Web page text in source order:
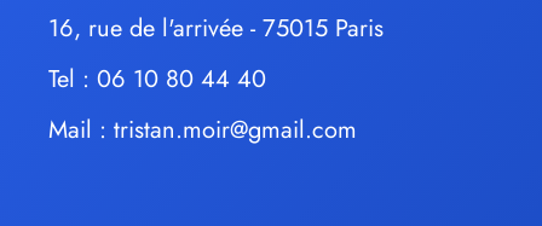
16, rue de l'arrivée - 75015 Paris
Tel : 06 10 80 44 40
Mail : tristan.moir@gmail.com